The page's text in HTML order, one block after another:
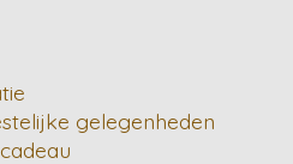
gelegenheden